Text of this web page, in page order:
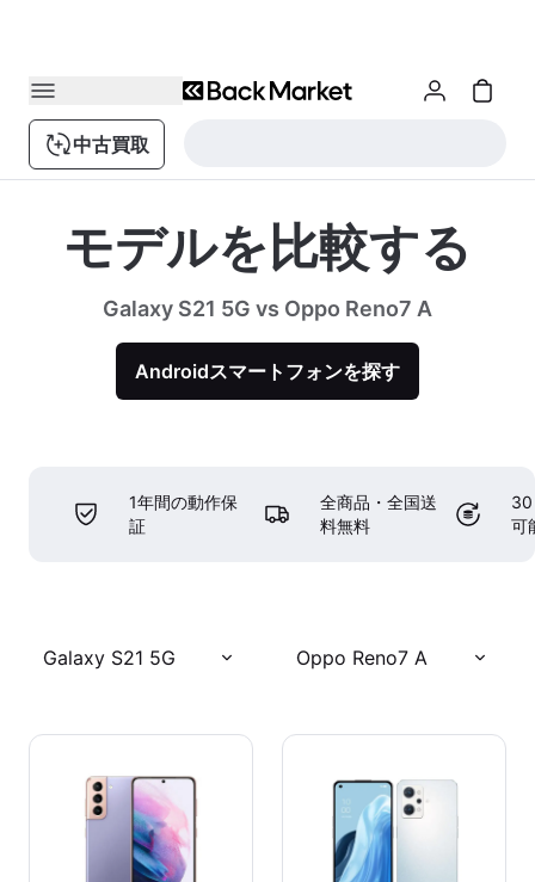
中古買取
モデルを比較する
Galaxy S21 5G vs Oppo Reno7 A
Androidスマートフォンを探す
1年間の動作保
証
全商品・全国送
料無料
30
可
Galaxy S21 5G Oppo Reno7 A